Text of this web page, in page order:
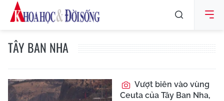
TÂY BAN NHA
Vượt biên vào vùng
Ceuta của Tây Ban Nha,